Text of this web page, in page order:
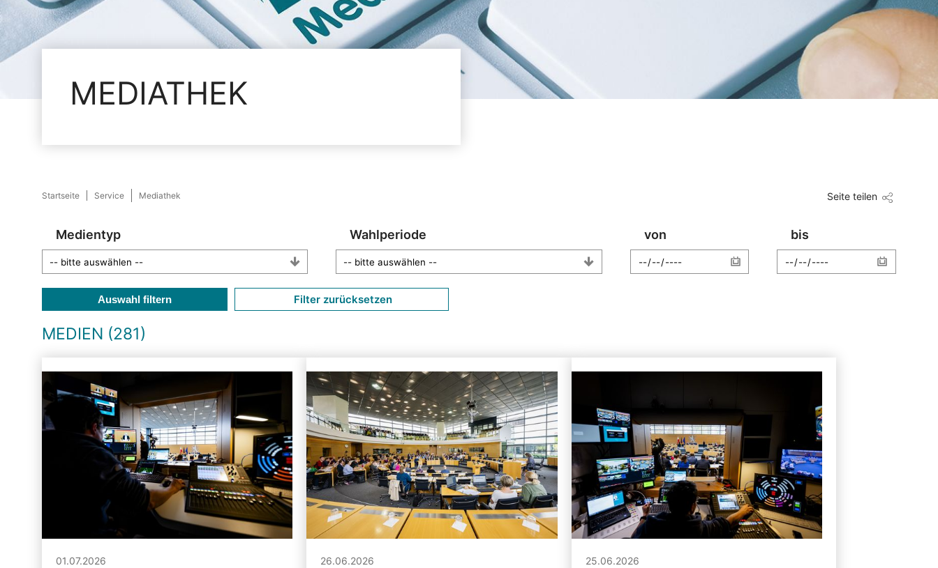
MEDIATHEK
Startseite Service Mediathek Seite teilen
Medientyp Wahlperiode von bis
Auswahl filtern Filter zurücksetzen
MEDIEN (281)
01.07.2026 26.06.2026 25.06.2026